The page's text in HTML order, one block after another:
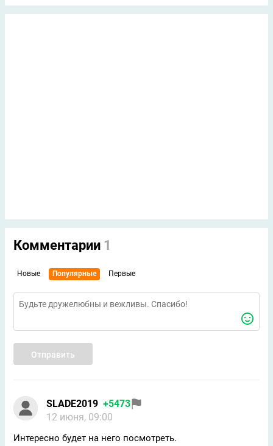
Комментарии 1
Новые Популярные Первые
Отправить
SLADE2019 +5473
12 июня, 09:00
Интересно будет на него посмотреть.